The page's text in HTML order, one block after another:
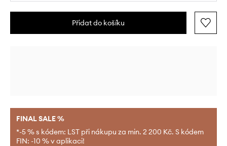
Přidat do košíku
FINAL SALE %
*-5 % s kódem: LST při nákupu za min. 2 200 Kč. S kódem
FIN: -10 % v aplikaci!